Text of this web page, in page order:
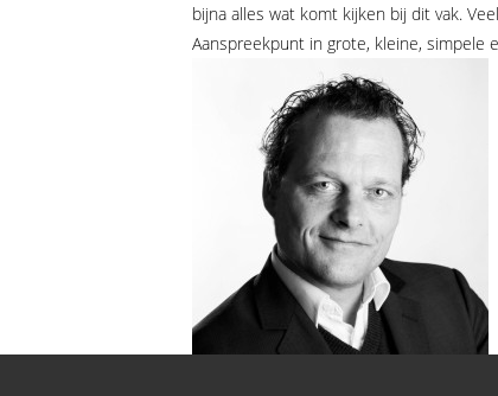
bijna alles wat komt kijken bij dit vak.
Aanspreekpunt in grote, kleine, simpele